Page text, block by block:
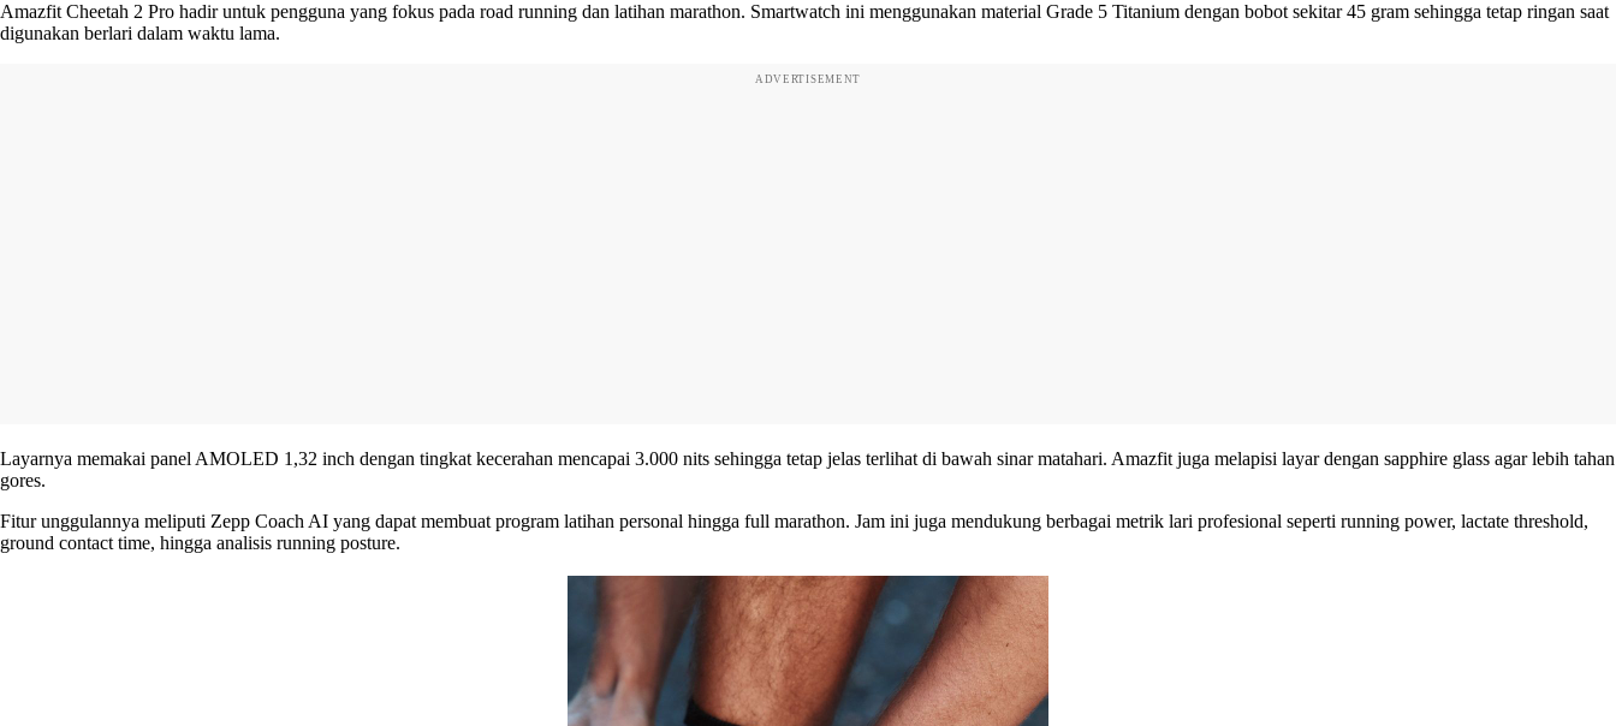
Amazfit Cheetah 2 Pro hadir untuk pengguna yang fokus pada road running dan latihan marathon. Smartwatch ini menggunakan material Grade 5 Titanium dengan bobot sekitar 45 gram sehingga tetap ringan saat
digunakan berlari dalam waktu lama.
ADVERTISEMENT
Layarnya memakai panel AMOLED 1,32 inch dengan tingkat kecerahan mencapai 3.000 nits sehingga tetap jelas terlihat di bawah sinar matahari. Amazfit juga melapisi layar dengan sapphire glass agar lebih tahan
gores.
Fitur unggulannya meliputi Zepp Coach AI yang dapat membuat program latihan personal hingga full marathon. Jam ini juga mendukung berbagai metrik lari profesional seperti running power, lactate threshold,
ground contact time, hingga analisis running posture.